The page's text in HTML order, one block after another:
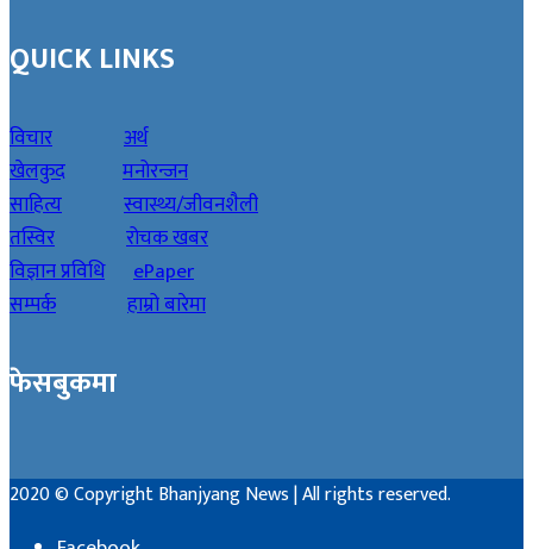
QUICK LINKS
विचार
अर्थ
खेलकुद
मनोरन्जन
साहित्य
स्वास्थ्य/जीवनशैली
तस्विर
रोचक खबर
विज्ञान प्रविधि
ePaper
सम्पर्क
हाम्रो बारेमा
फेसबुकमा
2020 © Copyright Bhanjyang News | All rights reserved.